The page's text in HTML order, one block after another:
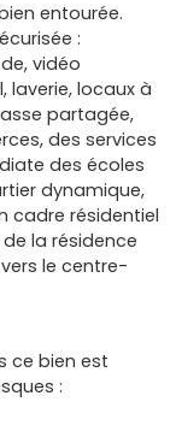
entourée.
:
vidéo
laverie, locaux à
partagée,
des services
des écoles
dynamique,
cadre résidentiel
la résidence
le centre-
ce bien est
: